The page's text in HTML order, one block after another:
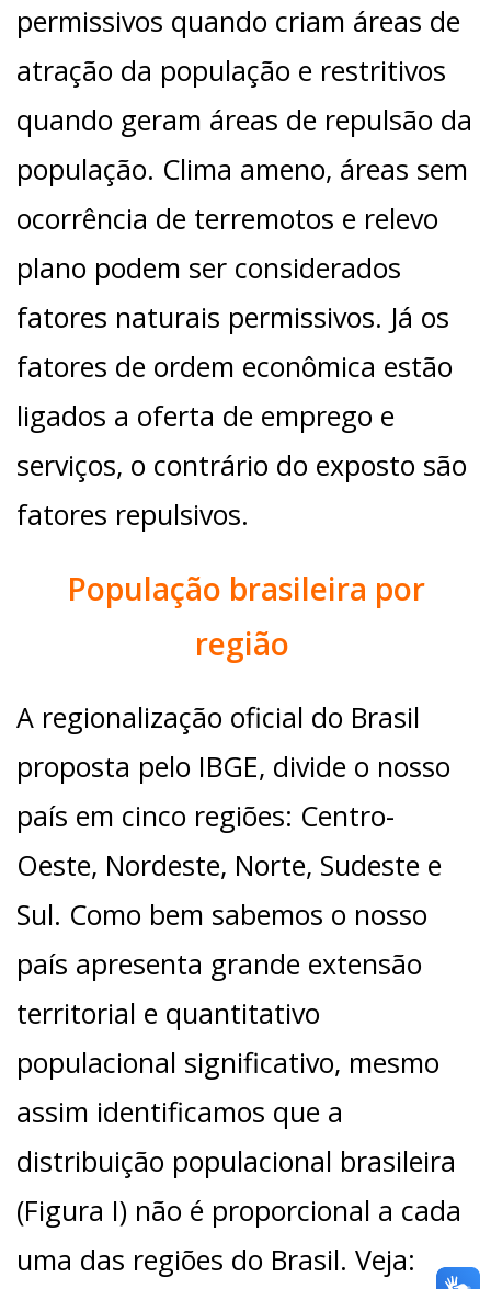
permissivos quando criam áreas de
atração da população e restritivos
quando geram áreas de repulsão da
população. Clima ameno, áreas sem
ocorrência de terremotos e relevo
plano podem ser considerados
fatores naturais permissivos. Já os
fatores de ordem econômica estão
ligados a oferta de emprego e
serviços, o contrário do exposto são
fatores repulsivos.
População brasileira por
região
A regionalização oficial do Brasil
proposta pelo IBGE, divide o nosso
país em cinco regiões: Centro-
Oeste, Nordeste, Norte, Sudeste e
Sul. Como bem sabemos o nosso
país apresenta grande extensão
territorial e quantitativo
populacional significativo, mesmo
assim identificamos que a
distribuição populacional brasileira
(Figura I) não é proporcional a cada
uma das regiões do Brasil. Veja: